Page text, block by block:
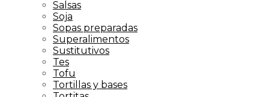
Salsas
Soja
Sopas preparadas
Superalimentos
Sustitutivos
Tes
Tofu
Tortillas y bases